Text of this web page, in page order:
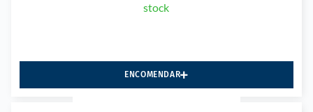
stock
ENCOMENDAR